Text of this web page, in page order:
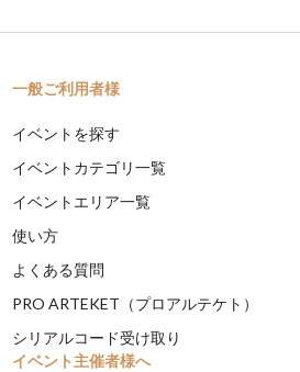
一般ご利用者様
イベントを探す
イベントカテゴリ一覧
イベントエリア一覧
使い方
よくある質問
PRO ARTEKET（プロアルテケト）
シリアルコード受け取り
イベント主催者様へ